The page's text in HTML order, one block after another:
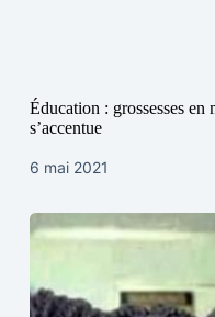
Éducation : grossesses
s’accentue
6 mai 2021